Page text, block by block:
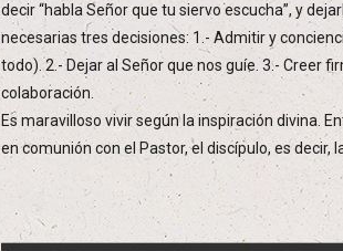
decir “habla Señor que tu siervo escucha”, y
necesarias tres decisiones: 1.- Admitir y
todo). 2.- Dejar al Señor que nos guíe. 3.- Creer
colaboración.
Es maravilloso vivir según la inspiración divina.
en comunión con el Pastor, el discípulo, es decir,